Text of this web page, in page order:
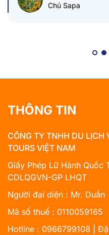
Nhân viên -
THÔNG TIN
CÔNG TY TNHH DU LỊCH
TOURS VIỆT NAM
Giấy Phép Lữ Hành
CDLQGVN-GP LHQT
Người đại diện : Mr. Duẩn
Mã số thuế : 0110059165
Hotline : 0966799108 |